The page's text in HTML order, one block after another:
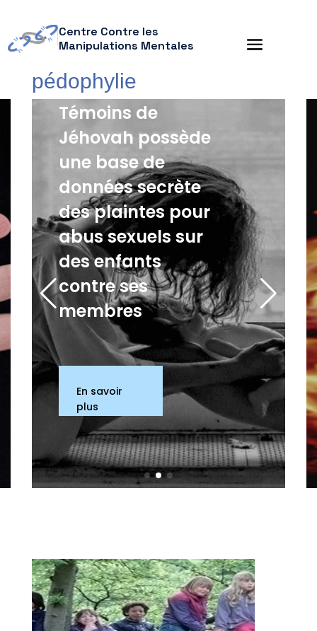
Centre Contre les
Manipulations Mentales
pédophylie
L’organisation des
Témoins de
Jéhovah possède
une base de
données secrète
des plaintes pour
abus sexuels sur
des enfants
contre ses
membres
En savoir
plus